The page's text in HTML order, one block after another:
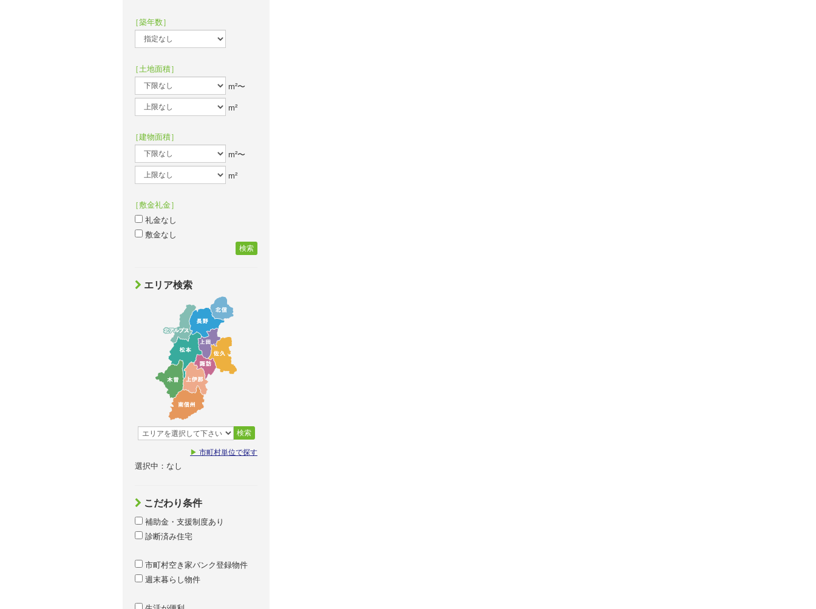
［築年数］
［土地面積］
m²〜
m²
［建物面積］
m²〜
m²
［敷金礼金］
礼金なし
敷金なし
検索
エリア検索
検索
▶ 市町村単位で探す
選択中：なし
こだわり条件
補助金・支援制度あり
診断済み住宅
市町村空き家バンク登録物件
週末暮らし物件